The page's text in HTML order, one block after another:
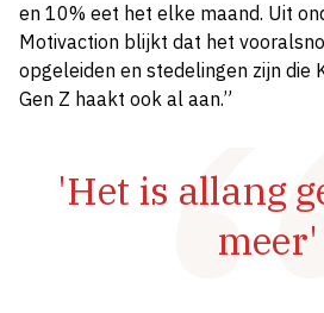
en 10% eet het elke maand. Uit
Motivaction blijkt dat het
opgeleiden en stedelingen zijn die
Gen Z haakt ook al aan.”
'Het is allang
meer'